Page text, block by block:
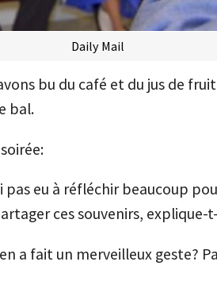
Daily Mail
bu du café et du jus de
bal.
pas eu à réfléchir beaucoup
ces souvenirs, explique-
a fait un merveilleux geste?